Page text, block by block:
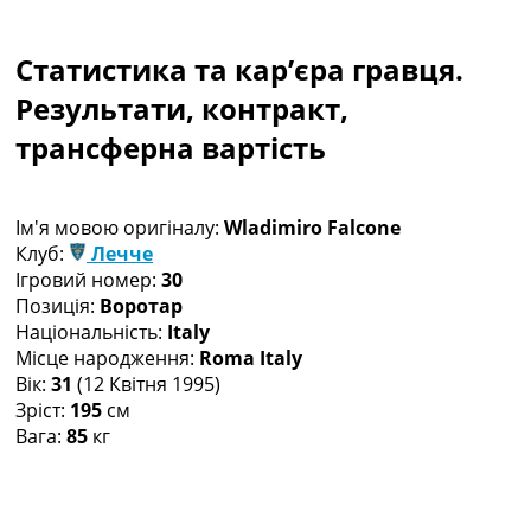
Чемпіонат Світу
Україна. Прем’єр-Ліга
Україна. Перша Ліга
Ліга Чемпіонів
Ще Турніри >>>
Таблиці
Чемпіонат Світу. Турнирні таблиці
Таблиця УПЛ
Перша Ліга
Таблиця АПЛ
Таблиця Ла Ліги
Таблиця Ліги Чемпіонів
Всі таблиці >>>
Статистика та кар’єра гравця.
Результати, контракт,
трансферна вартість
Ім'я мовою оригіналу: Wladimiro Falcone
Клуб:
Лечче
Ігровий номер: 30
Позиція: Воротар
Національність: Italy
Місце народження: Roma Italy
Вік: 31 (12 Квітня 1995)
Зріст: 195 см
Вага: 85 кг